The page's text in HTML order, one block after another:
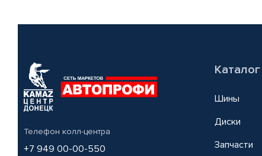
Телефон колл-центра
+7 949 00-00-550
Каталог
Шины
Диски
Запчасти